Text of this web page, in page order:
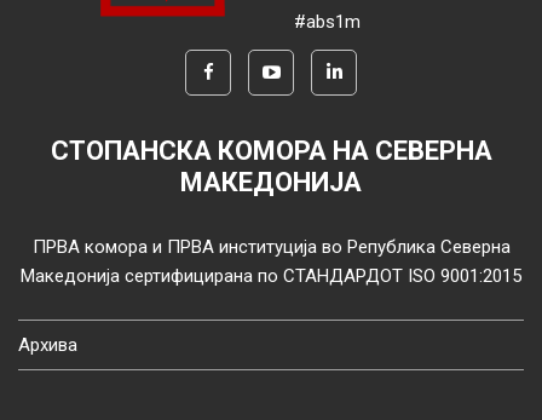
#abs1m
СТОПАНСКА КОМОРА НА СЕВЕРНА
МАКЕДОНИЈА
ПРВА комора и ПРВА институција во Република Северна
Македонија сертифицирана по СТАНДАРДОТ ISO 9001:2015
Архива